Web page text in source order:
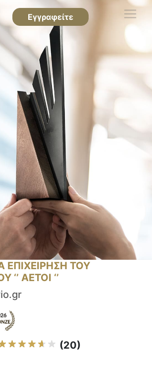
Εγγραφείτε
ΕΠΙΧΕΙΡΗΣΗ ΤΟΥ
‘’ ΑΕΤΟΙ ‘’
(20)